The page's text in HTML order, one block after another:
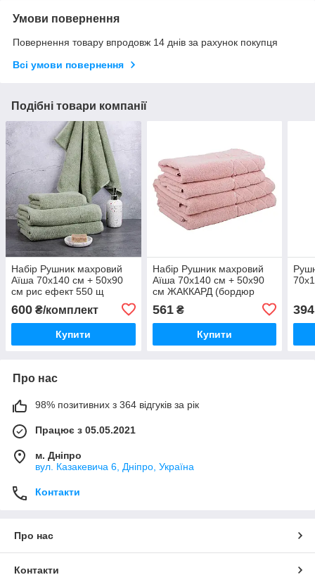
Умови повернення
Повернення товару впродовж 14 днів за рахунок покупця
Всі умови повернення
Подібні товари компанії
Набір Рушник махровий
Аїша 70х140 см + 50х90
см рис ефект 550 щ
600 ₴/комплект
Купити
Набір Рушник махровий
Аїша 70х140 см + 50х90
см ЖАККАРД (бордюр
561₴
Купити
394
Про нас
98% позитивних з 364 відгуків за рік
Працює з 05.05.2021
м. Дніпро
вул. Казакевича 6, Дніпро, Україна
Контакти
Про нас
Контакти